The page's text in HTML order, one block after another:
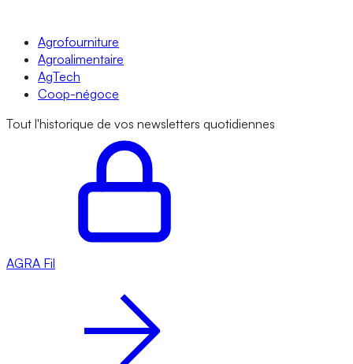
Agrofourniture
Agroalimentaire
AgTech
Coop-négoce
Tout l'historique de vos newsletters quotidiennes
AGRA Fil